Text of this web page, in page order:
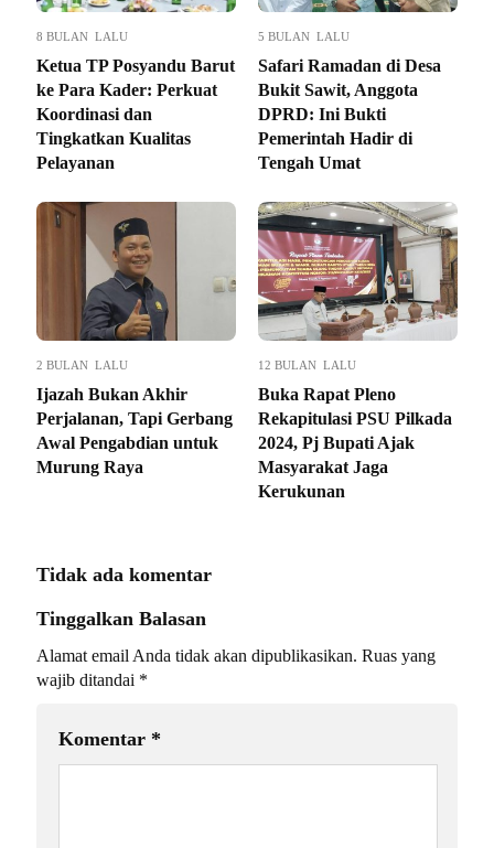
8 BULAN LALU
Ketua TP Posyandu Barut
ke Para Kader: Perkuat
Koordinasi dan
Tingkatkan Kualitas
Pelayanan
5 BULAN LALU
Safari Ramadan di Desa
Bukit Sawit, Anggota
DPRD: Ini Bukti
Pemerintah Hadir di
Tengah Umat
2 BULAN LALU
Ijazah Bukan Akhir
Perjalanan, Tapi Gerbang
Awal Pengabdian untuk
Murung Raya
12 BULAN LALU
Buka Rapat Pleno
Rekapitulasi PSU Pilkada
2024, Pj Bupati Ajak
Masyarakat Jaga
Kerukunan
Tidak ada komentar
Tinggalkan Balasan
Alamat email Anda tidak akan dipublikasikan. Ruas yang
wajib ditandai *
Komentar *